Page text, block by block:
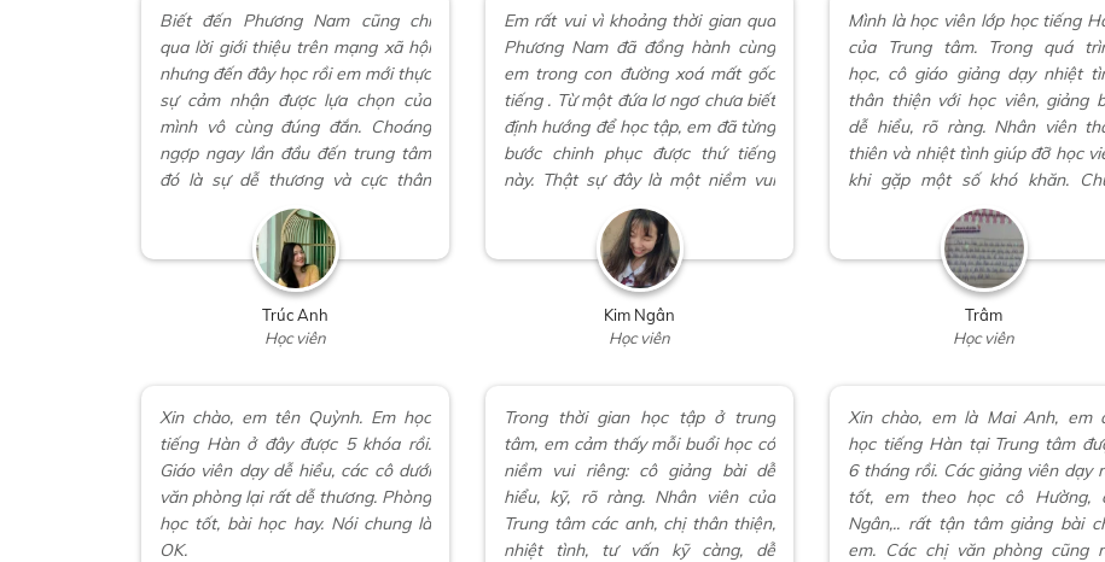
Biết đến Phương Nam cũng chỉ
qua lời giới thiệu trên mạng xã hội
nhưng đến đây học rồi em mới thực
sự cảm nhận được lựa chọn của
mình vô cùng đúng đắn. Choáng
ngợp ngay lần đầu đến trung tâm
đó là sự dễ thương và cực thân
thiện của các anh chị ở đây. Lớp
học thì phải nói là vô cùng chất
lượng từ cơ sở vật chất đến tài liệu,
phương pháp giảng dạy. Thật sự
học ở đây rất đáng đồng tiền bát
gạo đấy các bạn.
Trúc Anh
Học viên
Em rất vui vì khoảng thời gian qua
Phương Nam đã đồng hành cùng
em trong con đường xoá mất gốc
tiếng . Từ một đứa lơ ngơ chưa biết
định hướng để học tập, em đã từng
bước chinh phục được thứ tiếng
này. Thật sự đây là một niềm vui
lớn đối với em. Cảm ơn thầy cô, các
anh chị trợ giảng, các tư vấn viên
đã nhiệt tình và hết mình giúp đỡ
em trong thời gian qua. Chúc
Phương Nam ngày càng thành
công hơn nữa.
Kim Ngân
Học viên
Mình là học viên lớp học tiếng
của Trung tâm. Trong quá
học, cô giáo giảng dạy nhiệt
thân thiện với học viên, giảng
dễ hiểu, rõ ràng. Nhân viên
thiên và nhiệt tình giúp đỡ học
khi gặp một số khó khăn.
Trung tâm có thêm nhiều học
và ngày càng phát triển.
Trâm
Học viên
Xin chào, em tên Quỳnh. Em học
tiếng Hàn ở đây được 5 khóa rồi.
Giáo viên dạy dễ hiểu, các cô dưới
văn phòng lại rất dễ thương. Phòng
học tốt, bài học hay. Nói chung là
OK.
Trong thời gian học tập ở trung
tâm, em cảm thấy mỗi buổi học có
niềm vui riêng: cô giảng bài dễ
hiểu, kỹ, rõ ràng. Nhân viên của
Trung tâm các anh, chị thân thiện,
nhiệt tình, tư vấn kỹ càng, dễ
Xin chào, em là Mai Anh, em
học tiếng Hàn tại Trung tâm
6 tháng rồi. Các giảng viên dạy
tốt, em theo học cô Hường,
Ngân,.. rất tận tâm giảng bài
em. Các chị văn phòng cũng